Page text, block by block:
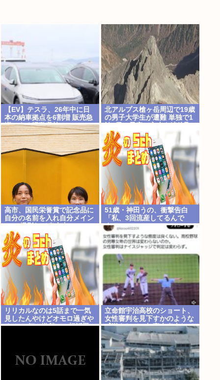
【EV】テスラ、26年中に日
本の納車拠点を6割増 販売急
増による混乱収拾へ
北アルプス槍ヶ岳周辺で19歳
の男子大学生が遭難 単独で1
泊2日の予定で入山も連絡取
れず 警察が9日以降捜索予定
高市、国民栄誉賞で記念品に
自分の名前を入れ自分メイン
のPV撮影して炎上中w w w w
w w w w w
51歳・神田うの、衝撃告白
「私、3回流産してるんで
す」
リリカルなのは5話まで一気
見したんやけどオモロ過ぎや
ろwww何で嫌儲で一切話題
立命館宇治高校のショート、
女性審判を見下すかのような
威嚇をして、無事大炎上して
しまうwww